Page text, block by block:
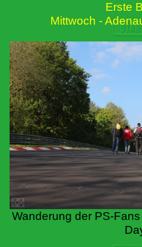
Erste
Mittwoch -
Wanderung der PS-